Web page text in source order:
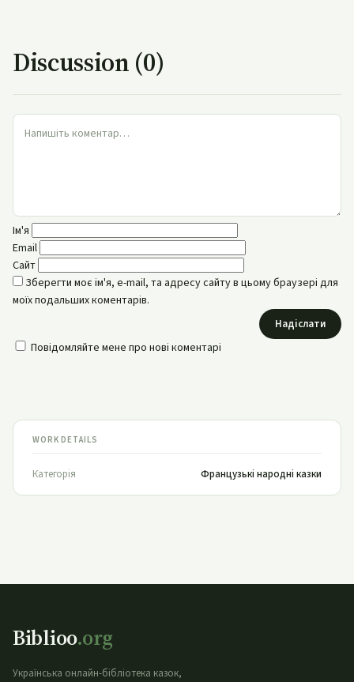
Discussion (0)
Ім'я
Email
Сайт
Зберегти моє ім'я, e-mail, та адресу сайту в цьому браузері для
моїх подальших коментарів.
Надіслати
Повідомляйте мене про нові коментарі
WORK DETAILS
Категорія Французькі народні казки
Biblioo.org
Українська онлайн-бібліотека казок,